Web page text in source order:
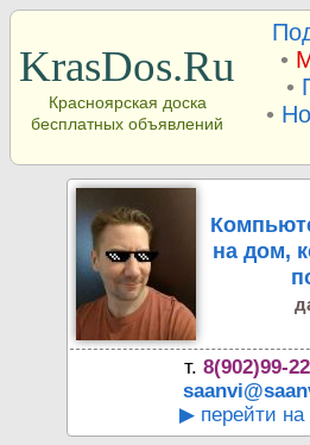
KrasDos.Ru
Красноярская доска
бесплатных объявлений
•
•
•
на дом,
т. 8(902)99-
▶ перейти на